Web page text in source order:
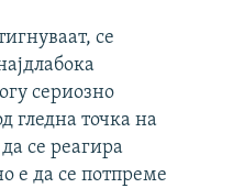
се
сериозно
гледна точка на
се реагира
е да се потпреме